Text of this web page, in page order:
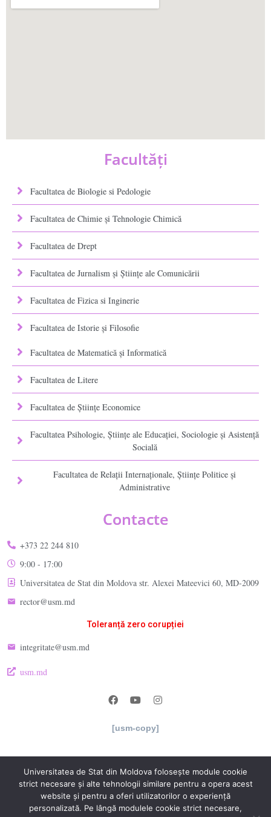
Facultăţi
Facultatea de Biologie si Pedologie
Facultatea de Chimie şi Tehnologie Chimică
Facultatea de Drept
Facultatea de Jurnalism şi Ştiinţe ale Comunicării
Facultatea de Fizica si Inginerie
Facultatea de Istorie şi Filosofie
Facultatea de Matematică şi Informatică
Facultatea de Litere
Facultatea de Științe Economice
Facultatea Psihologie, Ştiinţe ale Educaţiei, Sociologie și Asistență
Socială
Facultatea de Relaţii Internaţionale, Ştiinţe Politice şi
Administrative
Contacte
+373 22 244 810
9:00 - 17:00
Universitatea de Stat din Moldova str. Alexei Mateevici 60, MD-2009
rector@usm.md
Toleranță zero corupției
integritate@usm.md
usm.md
[usm-copy]
Universitatea de Stat din Moldova folosește module cookie
strict necesare și alte tehnologii similare pentru a opera acest
website și pentru a oferi utilizatorilor o experiență
personalizată. Pe lângă modulele cookie strict necesare,